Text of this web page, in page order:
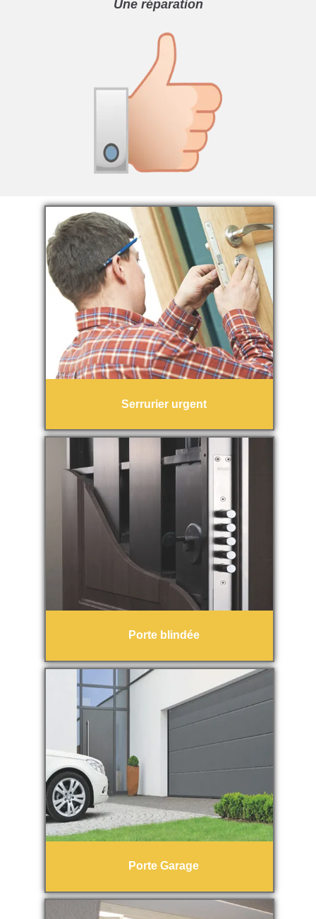
Une réparation
Serrurier urgent
Porte blindée
Porte Garage